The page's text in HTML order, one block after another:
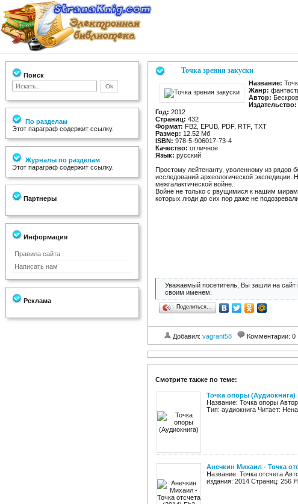
Поиск
По разделам
Этот параграф содержит ссылку.
Журналы по разделам
Этот параграф содержит ссылку.
Партнеры
Информация
Правила сайта
Написать нам
Реклама
Точка зрения закуски
Название:
Жанр:
Автор:
Издательство:
Год: 2012
Страниц: 432
Формат: FB2, EPUB, PDF, RTF, TXT
Размер: 12.52 Мб
ISBN: 978-5-906017-73-4
Качество: отличное
Язык: русский
Простому лейтенанту, уволенному из рядов
исследований археологической
межгалактической войне.
Войне не только с рвущимися к нашим
которых люди до сих пор даже не
Уважаемый посетитель, Вы зашли на сайт
своим именем.
Поделиться…
Добавил: vagrant58 Комментарии: 0
Смотрите также по теме:
Точка опоры (Аудиокнига)
Название: Точка опоры
Тип: аудиокнига Читает:
Анечкин Михаил - Точка
Название: Точка отсчета
издания: 2014 Страниц: 256